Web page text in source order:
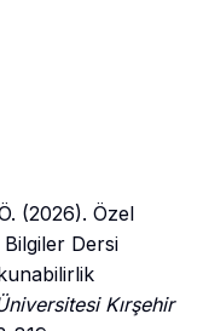
(2026). Özel
Dersi
Kırşehir